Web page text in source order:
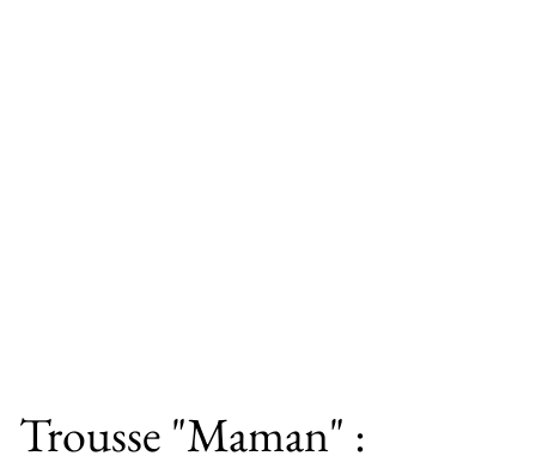
Trousse "Maman" :